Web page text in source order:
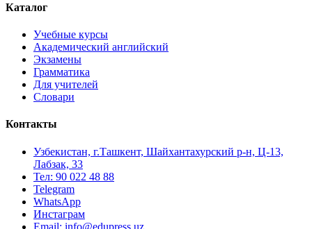
Каталог
Учебные курсы
Академический английский
Экзамены
Грамматика
Для учителей
Словари
Контакты
Узбекистан, г.Ташкент, Шайхантахурский р-н, Ц-13,
Лабзак, 33
Тел: 90 022 48 88
Telegram
WhatsApp
Инстаграм
Email: info@edupress.uz